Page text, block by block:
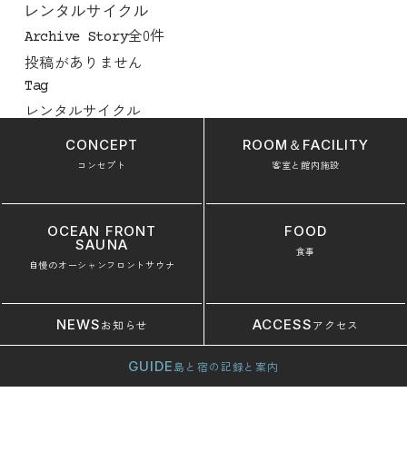
レンタルサイクル
Archive Story全0件
投稿がありません
Tag
レンタルサイクル
CONCEPT
コンセプト
ROOM＆FACILITY
客室と館内施設
OCEAN FRONT
SAUNA
自慢のオーシャンフロントサウナ
FOOD
食事
GUIDE島と宿の記録と案内
ACCESSアクセス
NEWSお知らせ